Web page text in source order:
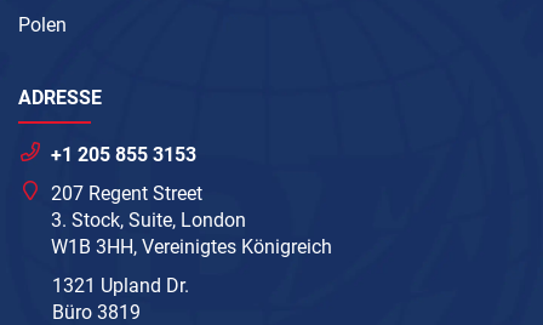
Polen
ADRESSE
+1 205 855 3153
207 Regent Street
3. Stock, Suite, London
W1B 3HH, Vereinigtes Königreich
1321 Upland Dr.
Büro 3819